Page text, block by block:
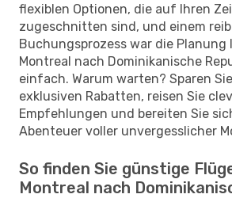
flexiblen Optionen, die auf Ihren
zugeschnitten sind, und einem
Buchungsprozess war die Planung
Montreal nach Dominikanische
einfach. Warum warten? Sparen
exklusiven Rabatten, reisen Sie
Empfehlungen und bereiten Sie
Abenteuer voller unvergesslicher
So finden Sie günstige
Montreal nach